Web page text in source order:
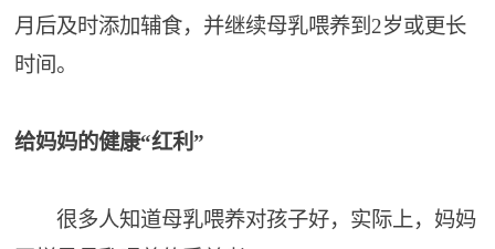
月后及时添加辅食，并继续母乳喂养到2岁或更长
时间。
给妈妈的健康“红利”
很多人知道母乳喂养对孩子好，实际上，妈妈